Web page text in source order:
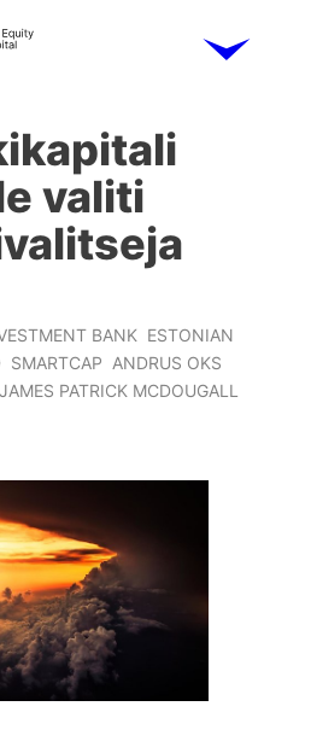
valiti
BANK ESTONIAN
SMARTCAP ANDRUS OKS
JAMES PATRICK MCDOUGALL